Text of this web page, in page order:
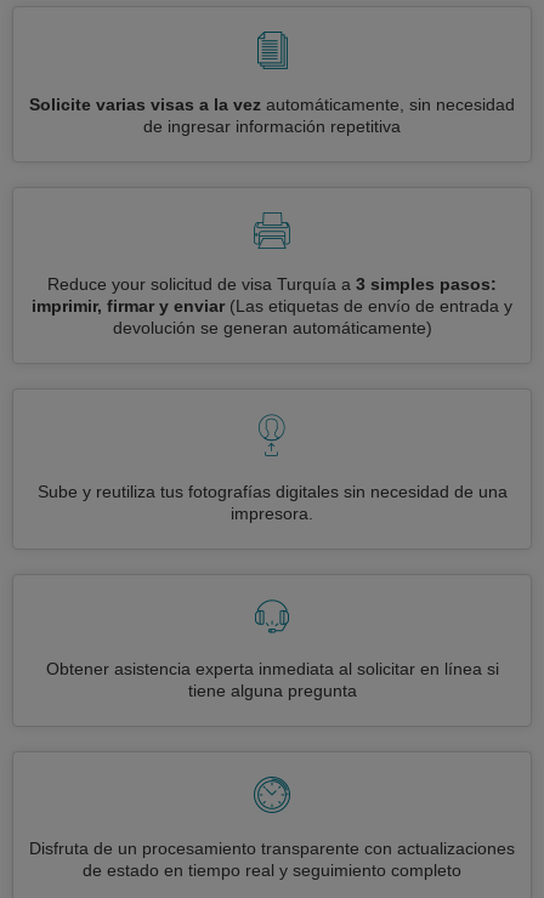
Solicite varias visas a la vez automáticamente, sin necesidad
de ingresar información repetitiva
Reduce your solicitud de visa Turquía a 3 simples pasos:
imprimir, firmar y enviar (Las etiquetas de envío de entrada y
devolución se generan automáticamente)
Sube y reutiliza tus fotografías digitales sin necesidad de una
impresora.
Obtener asistencia experta inmediata al solicitar en línea si
tiene alguna pregunta
Disfruta de un procesamiento transparente con actualizaciones
de estado en tiempo real y seguimiento completo